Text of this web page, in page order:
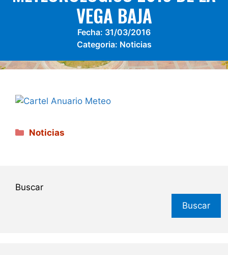
VEGA BAJA
Fecha: 31/03/2016
Categoria: Noticias
Categorías
Noticias
Buscar
Buscar